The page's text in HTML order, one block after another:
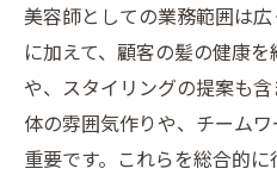
美容師としての業務範囲は
に加えて、顧客の髪の健康
や、スタイリングの提案も
体の雰囲気作りや、チーム
重要です。これらを総合的